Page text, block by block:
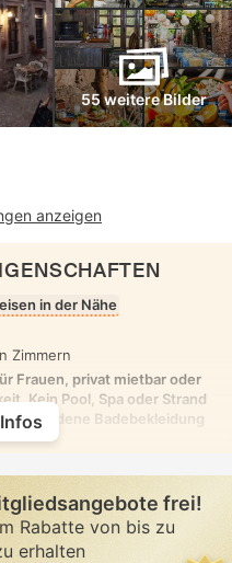
55 weitere Bilder
anzeigen
in der Nähe
Zimmern
Frauen, privat mietbar oder
Kein Pool, Spa oder Strand
Badebekleidung
frei!
Rabatte von bis zu
erhalten